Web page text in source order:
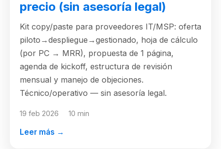
precio (sin asesoría legal)
Kit copy/paste para proveedores IT/MSP: oferta
piloto→despliegue→gestionado, hoja de cálculo
(por PC → MRR), propuesta de 1 página,
agenda de kickoff, estructura de revisión
mensual y manejo de objeciones.
Técnico/operativo — sin asesoría legal.
19 feb 2026 10 min
Leer más →